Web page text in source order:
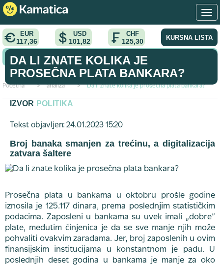
EUR
117,36
USD
101,82
CHF
125,30 KURSNA LISTA
KONVERTOR VALUTA
Početna > analiza > Da li znate kolika je prosečna plata bankara?
DA LI ZNATE KOLIKA JE
PROSEČNA PLATA BANKARA?
IZVOR POLITIKA
Tekst objavljen: 24.01.2023 15:20
Broj banaka smanjen za trećinu, a digitalizacija
zatvara šaltere
Prosečna plata u bankama u oktobru prošle godine
iznosila je 125.117 dinara, prema poslednjim statističkim
podacima. Zaposleni u bankama su uvek imali „dobre”
plate, međutim činjenica je da se sve manje njih može
pohvaliti ovakvim zaradama. Jer, broj zaposlenih u ovim
finansijskim institucijama u konstantnom je padu. U
poslednjih deset godina u bankama je manje za oko